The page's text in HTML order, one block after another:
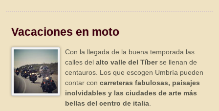
Vacaciones en moto
Con la llegada de la buena temporada las
calles delalto valle del Tíberse llenan de
centauros. Los que escogen Umbría pueden
contar concarreteras fabulosas, paisajes
inolvidables y las ciudades de arte más
bellas del centro de italia